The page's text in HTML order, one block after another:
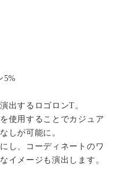
5%
出するロゴロンT。
使用することでカジュア
しが可能に。
し、コーディネートのワ
イメージも演出します。